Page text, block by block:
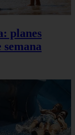
planes
semana